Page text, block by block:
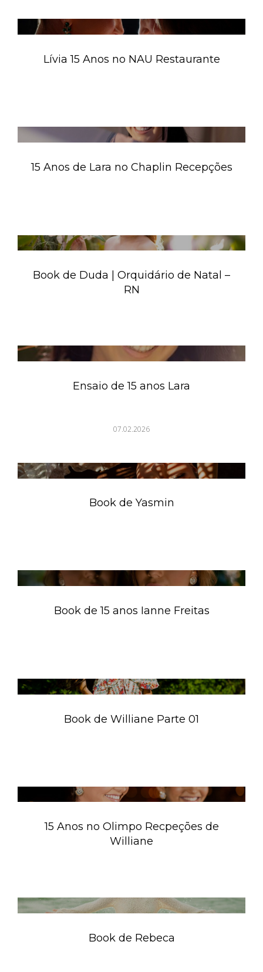
Lívia 15 Anos no NAU Restaurante
15 Anos de Lara no Chaplin Recepções
Book de Duda | Orquidário de Natal –
RN
Ensaio de 15 anos Lara
07.02.2026
Book de Yasmin
Book de 15 anos Ianne Freitas
Book de Williane Parte 01
15 Anos no Olimpo Recpeções de
Williane
Book de Rebeca